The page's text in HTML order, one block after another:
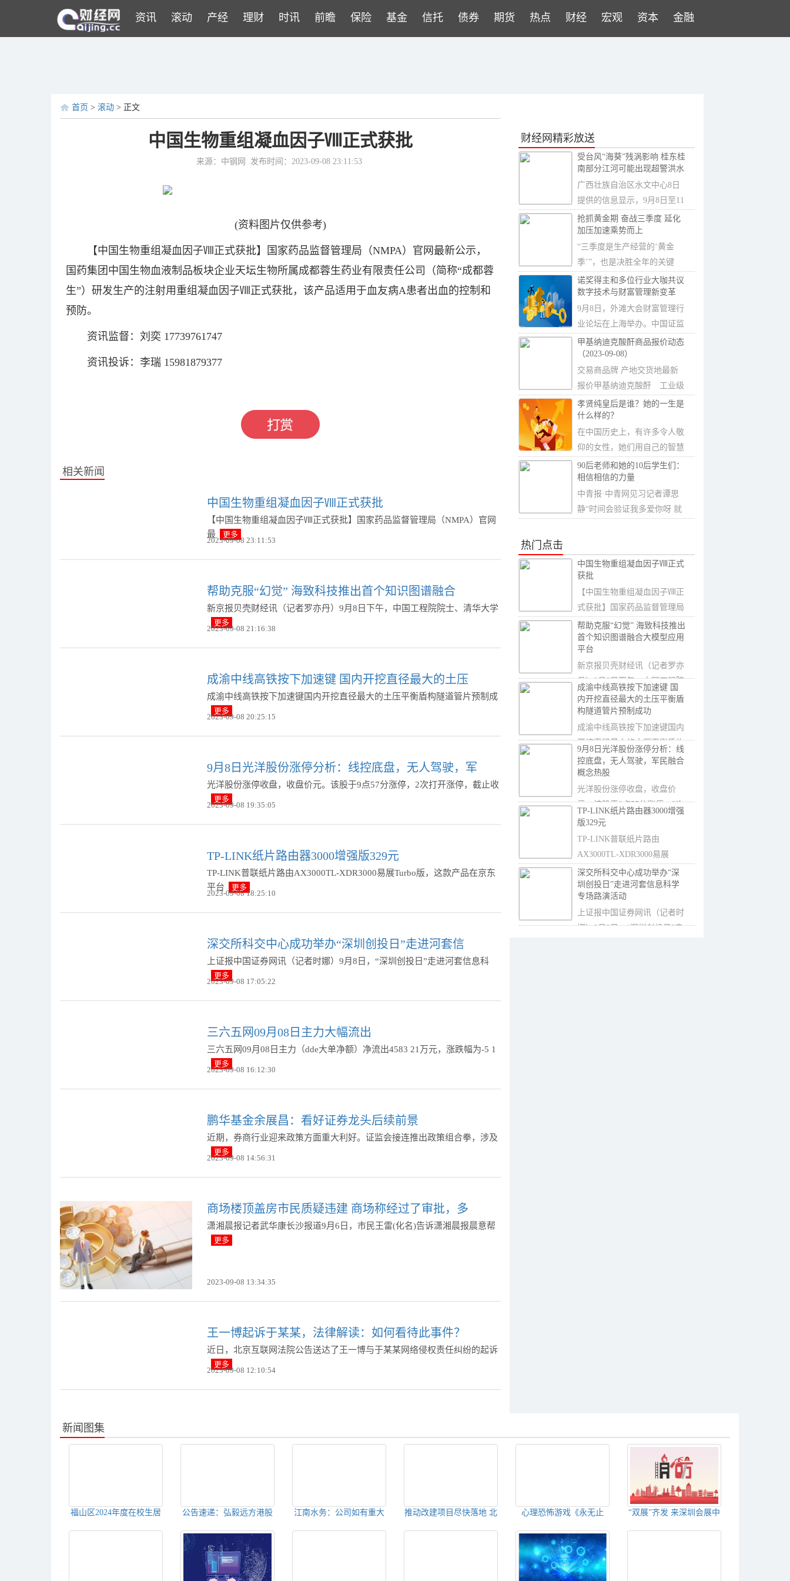
资讯 滚动 产经 理财 时讯 前瞻 保险 基金 信托 债券 期货 热点 财经 宏观 资本 金融
首页 > 滚动 > 正文
中国生物重组凝血因子Ⅷ正式获批
来源：中钢网 发布时间：2023-09-08 23:11:53
(资料图片仅供参考)
【中国生物重组凝血因子Ⅷ正式获批】国家药品监督管理局（NMPA）官网最新公示，
国药集团中国生物血液制品板块企业天坛生物所属成都蓉生药业有限责任公司（简称“成都蓉
生”）研发生产的注射用重组凝血因子Ⅷ正式获批，该产品适用于血友病A患者出血的控制和
预防。
资讯监督：刘奕 17739761747
资讯投诉：李瑞 15981879377
相关新闻
中国生物重组凝血因子Ⅷ正式获批
【中国生物重组凝血因子Ⅷ正式获批】国家药品监督管理局（NMPA）官网
最
更多
2023-09-08 23:11:53
帮助克服“幻觉” 海致科技推出首个知识图谱融合
新京报贝壳财经讯（记者罗亦丹）9月8日下午，中国工程院院士、清华大学
更多
2023-09-08 21:16:38
成渝中线高铁按下加速键 国内开挖直径最大的土压
成渝中线高铁按下加速键国内开挖直径最大的土压平衡盾构隧道管片预制成
更多
2023-09-08 20:25:15
9月8日光洋股份涨停分析：线控底盘，无人驾驶，军
光洋股份涨停收盘，收盘价元。该股于9点57分涨停，2次打开涨停，截止收
更多
2023-09-08 19:35:05
TP-LINK纸片路由器3000增强版329元
TP-LINK普联纸片路由AX3000TL-XDR3000易展Turbo版，这款产品在京东
平台
更多
2023-09-08 18:25:10
深交所科交中心成功举办“深圳创投日”走进河套信
上证报中国证券网讯（记者时娜）9月8日，“深圳创投日”走进河套信息科
更多
2023-09-08 17:05:22
三六五网09月08日主力大幅流出
三六五网09月08日主力（dde大单净额）净流出4583 21万元，涨跌幅为-5 1
更多
2023-09-08 16:12:30
鹏华基金余展昌：看好证券龙头后续前景
近期，券商行业迎来政策方面重大利好。证监会接连推出政策组合拳，涉及
更多
2023-09-08 14:56:31
商场楼顶盖房市民质疑违建 商场称经过了审批，多
潇湘晨报记者武华康长沙报道9月6日，市民王雷(化名)告诉潇湘晨报晨意帮
更多
2023-09-08 13:34:35
王一博起诉于某某，法律解读：如何看待此事件？
近日，北京互联网法院公告送达了王一博与于某某网络侵权责任纠纷的起诉
更多
2023-09-08 12:10:54
财经网精彩放送
受台风“海葵”残涡影响 桂东桂
南部分江河可能出现超警洪水
广西壮族自治区水文中心8日
提供的信息显示，9月8日至11
日，受第11号台
抢抓黄金期 奋战三季度 延化
加压加速乘势而上
“三季度是生产经营的‘黄金
季’”，也是决胜全年的关键
期，当下我...
诺奖得主和多位行业大咖共议
数字技术与财富管理新变革
9月8日，外滩大会财富管理行
业论坛在上海举办。中国证监
会原主席肖钢、
甲基纳迪克酸酐商品报价动态
（2023-09-08）
交易商品牌 产地交货地最新
报价甲基纳迪克酸酐 工业级
南通众合化工新
孝贤纯皇后是谁？她的一生是
什么样的？
在中国历史上，有许多令人敬
仰的女性，她们用自己的智慧
和才华，为皇室
90后老师和她的10后学生们：
相信相信的力量
中青报·中青网见习记者谭思
静“时间会验证我多爱你呀 就
热门点击
中国生物重组凝血因子Ⅷ正式
获批
【中国生物重组凝血因子Ⅷ正
式获批】国家药品监督管理局
（NMPA）官网最
帮助克服“幻觉” 海致科技推出
首个知识图谱融合大模型应用
平台
新京报贝壳财经讯（记者罗亦
丹）9月8日下午，中国工程院
院士、清华大学
成渝中线高铁按下加速键 国
内开挖直径最大的土压平衡盾
构隧道管片预制成功
成渝中线高铁按下加速键国内
开挖直径最大的土压平衡盾构
隧道管片预制成
9月8日光洋股份涨停分析：线
控底盘，无人驾驶，军民融合
概念热股
光洋股份涨停收盘，收盘价
元。该股于9点57分涨停，2次
打开涨停，截止收
TP-LINK纸片路由器3000增强
版329元
TP-LINK普联纸片路由
AX3000TL-XDR3000易展
Turbo版，这款产品在京东平
台
深交所科交中心成功举办“深
圳创投日”走进河套信息科学
专场路演活动
上证报中国证券网讯（记者时
娜）9月8日，“深圳创投日”走
新闻图集
​福山区2024年度在校生居
公告速递：弘毅远方港股
申购、赎回、定期定额投
资等业务
江南水务：公司如有重大
推动改建项目尽快落地 北
心理恐怖游戏《永无止
发售
“双展”齐发 来深圳会展中